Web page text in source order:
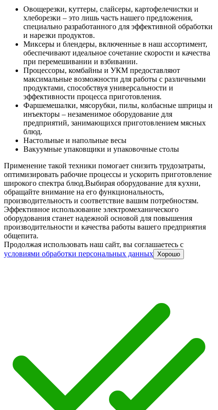
Процессоры, комбайны и УКМ предоставляют
максимальные возможности для работы с различными
продуктами, способствуя универсальности и
эффективности процесса приготовления.
Фаршемешалки, мясорубки, пилы, колбасные шприцы и
инъекторы – незаменимое оборудование для
предприятий, занимающихся приготовлением мясных
блюд.
Настольные и напольные весы
Вакуумные упаковщики и упаковочные столы
Применение такой техники помогает снизить трудозатраты,
оптимизировать рабочие процессы и ускорить приготовление
широкого спектра блюд.Выбирая оборудование для кухни,
обращайте внимание на его функциональность,
производительность и соответствие вашим потребностям.
Эффективное использование электромеханического
производительности и качества работы вашего предприятия
общепита.
Продолжая использовать наш сайт, вы соглашаетесь c
условиями обработки персональных данных Хорошо